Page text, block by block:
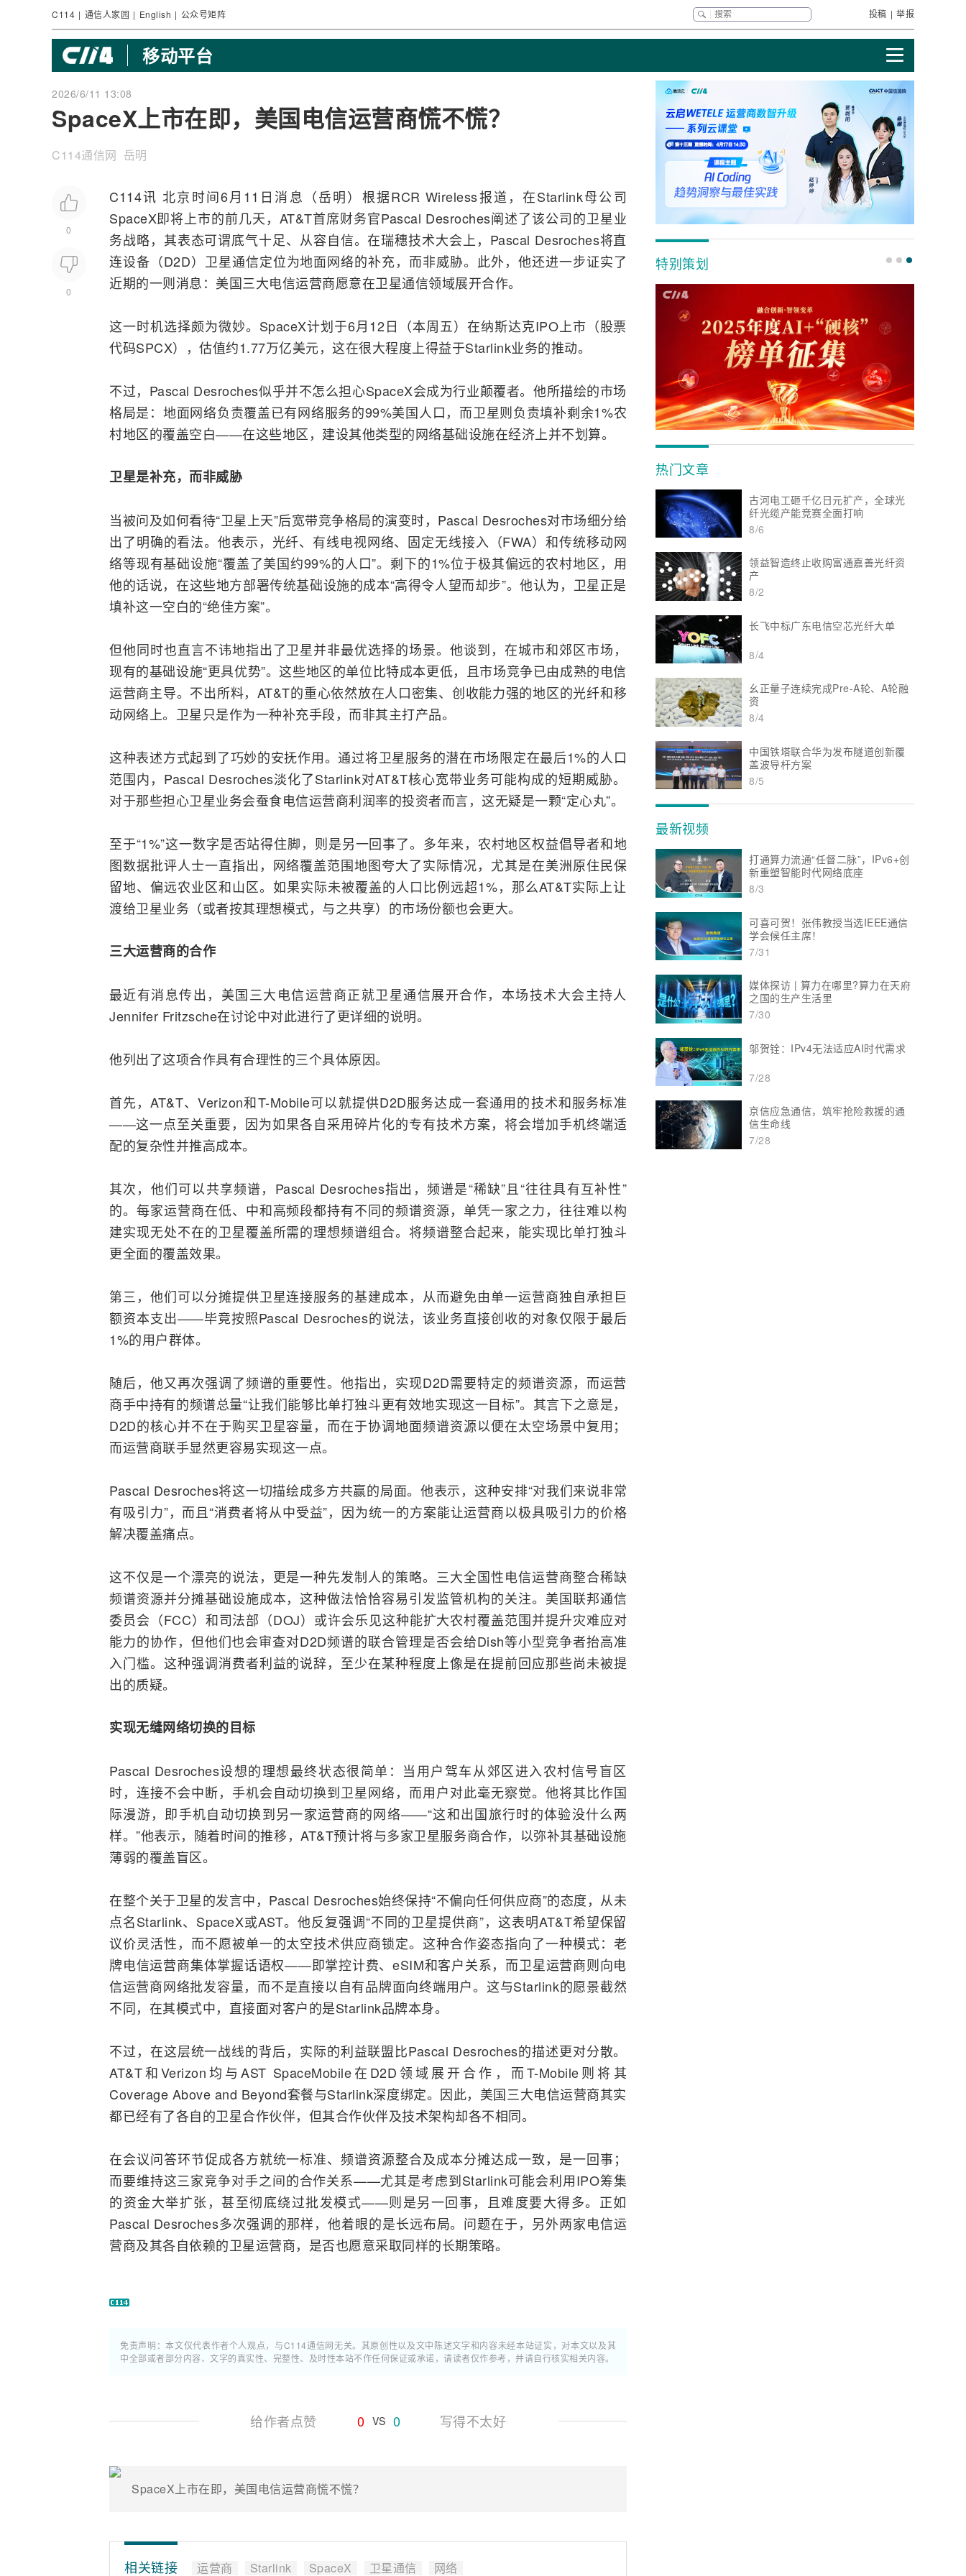
C114 | 通信人家园 | English | 公众号矩阵 投稿 | 举报
移动平台
2026/6/11 13:08
SpaceX上市在即，美国电信运营商慌不慌？
C114通信网 岳明
0
0
C114讯 北京时间6月11日消息（岳明）根据RCR Wireless报道，在Starlink母公司
SpaceX即将上市的前几天，AT&T首席财务官Pascal Desroches阐述了该公司的卫星业
务战略，其表态可谓底气十足、从容自信。在瑞穗技术大会上，Pascal Desroches将直
连设备（D2D） 卫星通信定位为地面网络的补充，而非威胁。此外，他还进一步证实了
近期的一则消息：美国三大电信运营商愿意在卫星通信领域展开合作。
这一时机选择颇为微妙。SpaceX计划于6月12日（本周五）在纳斯达克IPO上市（股票
代码SPCX），估值约1.77万亿美元，这在很大程度上得益于Starlink业务的推动。
不过，Pascal Desroches似乎并不怎么担心SpaceX会成为行业颠覆者。他所描绘的市场
格局是：地面网络负责覆盖已有网络服务的99%美国人口，而卫星则负责填补剩余1%农
村地区的覆盖空白——在这些地区，建设其他类型的网络基础设施在经济上并不划算。
卫星是补充，而非威胁
当被问及如何看待“卫星上天”后宽带竞争格局的演变时，Pascal Desroches对市场细分给
出了明确的看法。他表示， 光纤、 有线电视网络、固定无线接入 （FWA）和传统移动网
络等现有基础设施“覆盖了美国约99%的人口”。剩下的1%位于极其偏远的农村地区，用
他的话说，在这些地方部署传统基础设施的成本“高得令人望而却步”。他认为，卫星正是
填补这一空白的“绝佳方案”。
但他同时也直言不讳地指出了卫星并非最优选择的场景。他谈到，在城市和郊区市场，
现有的基础设施“更具优势”。这些地区的单位比特成本更低，且市场竞争已由成熟的电信
运营商主导。不出所料，AT&T的重心依然放在人口密集、创收能力强的地区的光纤和移
动网络上。卫星只是作为一种补充手段，而非其主打产品。
这种表述方式起到了巧妙的安抚作用。通过将卫星服务的潜在市场限定在最后1%的人口
范围内，Pascal Desroches淡化了Starlink对AT&T核心宽带业务可能构成的短期威胁。
对于那些担心卫星业务会蚕食电信运营商利润率的投资者而言，这无疑是一颗“定心丸”。
至于“1%”这一数字是否站得住脚，则是另一回事了。多年来，农村地区权益倡导者和地
图数据批评人士一直指出，网络覆盖范围地图夸大了实际情况，尤其是在美洲原住民保
留地、偏远农业区和山区。如果实际未被覆盖的人口比例远超1%，那么AT&T实际上让
渡给卫星业务（或者按其理想模式，与之共享）的市场份额也会更大。
三大运营商的合作
最近有消息传出，美国三大电信运营商正就卫星通信展开合作，本场技术大会主持人
Jennifer Fritzsche在讨论中对此进行了更详细的说明。
他列出了这项合作具有合理性的三个具体原因。
首先，AT&T、Verizon和T-Mobile可以就提供D2D服务达成一套通用的技术和服务标准
——这一点至关重要，因为如果各自采用碎片化的专有技术方案，将会增加手机终端适
配的复杂性并推高成本。
其次，他们可以共享频谱，Pascal Desroches指出，频谱是“稀缺”且“往往具有互补性”
的。每家运营商在低、中和高频段都持有不同的频谱资源，单凭一家之力，往往难以构
建实现无处不在的卫星覆盖所需的理想频谱组合。将频谱整合起来，能实现比单打独斗
更全面的覆盖效果。
第三，他们可以分摊提供卫星连接服务的基建成本，从而避免由单一运营商独自承担巨
额资本支出——毕竟按照Pascal Desroches的说法，该业务直接创收的对象仅限于最后
1%的用户群体。
随后，他又再次强调了频谱的重要性。他指出，实现D2D需要特定的频谱资源，而运营
商手中持有的频谱总量“让我们能够比单打独斗更有效地实现这一目标”。其言下之意是，
D2D的核心并不在于购买卫星容量，而在于协调地面频谱资源以便在太空场景中复用；
而运营商联手显然更容易实现这一点。
Pascal Desroches将这一切描绘成多方共赢的局面。他表示，这种安排“对我们来说非常
有吸引力”，而且“消费者将从中受益”，因为统一的方案能让运营商以极具吸引力的价格
解决覆盖痛点。
这不仅是一个漂亮的说法，更是一种先发制人的策略。三大全国性电信运营商整合稀缺
频谱资源并分摊基础设施成本，这种做法恰恰容易引发监管机构的关注。美国联邦通信
委员会（FCC）和司法部（DOJ）或许会乐见这种能扩大农村覆盖范围并提升灾难应对
能力的协作，但他们也会审查对D2D频谱的联合管理是否会给Dish等小型竞争者抬高准
入门槛。这种强调消费者利益的说辞，至少在某种程度上像是在提前回应那些尚未被提
出的质疑。
实现无缝网络切换的目标
Pascal Desroches设想的理想最终状态很简单：当用户驾车从郊区进入农村信号盲区
时，连接不会中断，手机会自动切换到卫星网络，而用户对此毫无察觉。他将其比作国
际漫游，即手机自动切换到另一家运营商的网络——“这和出国旅行时的体验没什么两
样。”他表示，随着时间的推移，AT&T预计将与多家卫星服务商合作，以弥补其基础设施
薄弱的覆盖盲区。
在整个关于卫星的发言中，Pascal Desroches始终保持“不偏向任何供应商”的态度，从未
点名Starlink、SpaceX或AST。他反复强调“不同的卫星提供商”，这表明AT&T希望保留
议价灵活性，而不愿被单一的太空技术供应商锁定。这种合作姿态指向了一种模式：老
牌电信运营商集体掌握话语权——即掌控计费、eSIM和客户关系，而卫星运营商则向电
信运营商网络批发容量，而不是直接以自有品牌面向终端用户。这与Starlink的愿景截然
不同，在其模式中，直接面对客户的是Starlink品牌本身。
不过，在这层统一战线的背后，实际的利益联盟比Pascal Desroches的描述更对分散。
AT&T和Verizon均与AST SpaceMobile在D2D领域展开合作，而T-Mobile则将其
Coverage Above and Beyond套餐与Starlink深度绑定。因此，美国三大电信运营商其实
都已经有了各自的卫星合作伙伴，但其合作伙伴及技术架构却各不相同。
在会议问答环节促成各方就统一标准、频谱资源整合及成本分摊达成一致，是一回事；
而要维持这三家竞争对手之间的合作关系——尤其是考虑到Starlink可能会利用IPO筹集
的资金大举扩张，甚至彻底绕过批发模式——则是另一回事，且难度要大得多。正如
Pascal Desroches多次强调的那样，他着眼的是长远布局。问题在于，另外两家电信运
营商及其各自依赖的卫星运营商，是否也愿意采取同样的长期策略。
免责声明：本文仅代表作者个人观点，与C114通信网无关。其原创性以及文中陈述文字和内容未经本站证实，对本文以及其
中全部或者部分内容、文字的真实性、完整性、及时性本站不作任何保证或承诺，请读者仅作参考，并请自行核实相关内容。
给作者点赞 0 VS 0 写得不太好
SpaceX上市在即，美国电信运营商慌不慌？
相关链接 运营商 Starlink SpaceX 卫星通信 网络
特别策划
热门文章
古河电工砸千亿日元扩产，全球光
纤光缆产能竞赛全面打响
8/6
领益智造终止收购富通嘉善光纤资
产
8/2
长飞中标广东电信空芯光纤大单
8/4
幺正量子连续完成Pre-A轮、A轮融
资
8/4
中国铁塔联合华为发布隧道创新覆
盖波导杆方案
8/5
最新视频
打通算力流通“任督二脉”，IPv6+创
新重塑智能时代网络底座
8/3
可喜可贺！张伟教授当选IEEE通信
学会候任主席！
7/31
媒体探访 | 算力在哪里?算力在天府
之国的生产生活里
7/30
邬贺铨：IPv4无法适应AI时代需求
7/28
京信应急通信，筑牢抢险救援的通
信生命线
7/28